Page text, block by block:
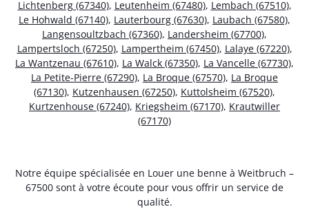
Lichtenberg (67340), Leutenheim (67480), Lembach (67510),
Le Hohwald (67140), Lauterbourg (67630), Laubach (67580),
Langensoultzbach (67360), Landersheim (67700),
Lampertsloch (67250), Lampertheim (67450), Lalaye (67220),
La Wantzenau (67610), La Walck (67350), La Vancelle (67730),
La Petite-Pierre (67290), La Broque (67570), La Broque
(67130), Kutzenhausen (67250), Kuttolsheim (67520),
Kurtzenhouse (67240), Kriegsheim (67170), Krautwiller
(67170)
Notre équipe spécialisée en Louer une benne à Weitbruch –
67500 sont à votre écoute pour vous offrir un service de
qualité.